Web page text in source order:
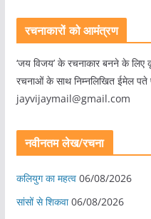
रचनाकारों को आमंत्रण
‘जय विजय’ के रचनाकार बनने के लिए
रचनाओं के साथ निम्नलिखित ईमेल
jayvijaymail@gmail.com
नवीनतम लेख/रचना
कलियुग का महत्व 06/08/2026
सांसों से शिकवा 06/08/2026